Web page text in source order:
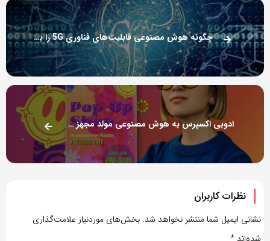
چگونه هوش مصنوعی قابلیت‌های فناوری 5G را بهبود می‌بخشد؟
ادوبی اکسپرس به هوش مصنوعی مولد مجهز شد [تماشا کنید]
نظرات کاربران
نشانی ایمیل شما منتشر نخواهد شد. بخش‌های موردنیاز علامت‌گذاری